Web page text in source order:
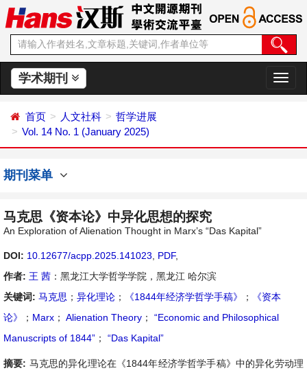
学术期刊
切
换
首页 人文社科
哲学进展
Vol. 14 No. 1 (January 2025)
期刊菜单
马克思《资本论》中异化思想的探究
An Exploration of Alienation Thought in Marx’s “Das Kapital”
DOI: 10.12677/acpp.2025.141023 PDF,
作者: 王 茜 ：黑龙江大学哲学学院，黑龙江 哈尔滨
关键词: 马克思 ； 异化理论 ； 《1844年经济学哲学手稿》 ；
《资本
论》
； Marx ； Alienation Theory ；
“Economic and Philosophical
Manuscripts of 1844” ； “Das Kapital”
摘要: 马克思的异化理论在《1844年经济学哲学手稿》中的异化劳动理